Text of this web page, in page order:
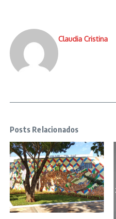
Claudia Cristina
Posts Relacionados